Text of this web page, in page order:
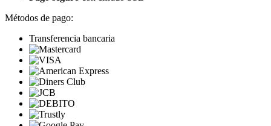
Métodos de pago:
Transferencia bancaria